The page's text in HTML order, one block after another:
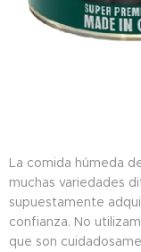
La comida húmeda
muchas variedades
supuestamente
confianza. No
que son